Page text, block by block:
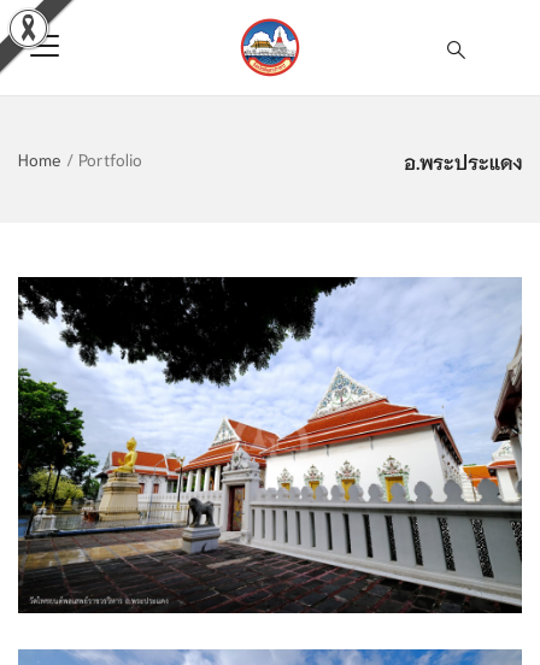
อ.พระประแดง
Home / Portfolio